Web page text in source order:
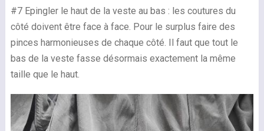
#7 Epingler le haut de la veste au bas : les coutures du
côté doivent être face à face. Pour le surplus faire des
pinces harmonieuses de chaque côté. Il faut que tout le
bas de la veste fasse désormais exactement la même
taille que le haut.